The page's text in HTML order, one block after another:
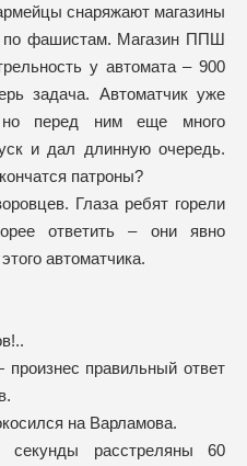
снаряжают магазины
фашистам. Магазин ППШ
у автомата – 900
задача. Автоматчик уже
но перед ним еще много
и дал длинную очередь.
патроны?
Глаза ребят горели
ответить – они явно
автоматчика.
правильный ответ
на Варламова.
расстреляны 60